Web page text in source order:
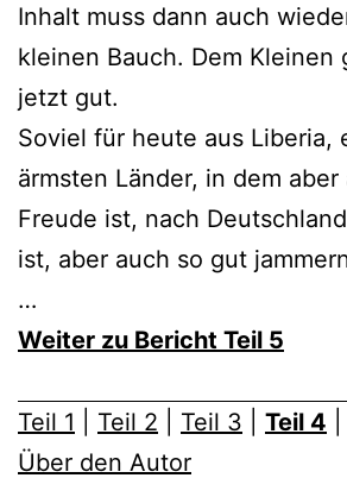
Inhalt muss dann auch
kleinen Bauch. Dem Kleinen
jetzt gut.
Soviel für heute aus Liberia,
ärmsten Länder, in dem
Freude ist, nach
ist, aber auch so gut
…
Weiter zu Bericht Teil 5
Teil 1 Teil 2 Teil 3 Teil 4
Über den Autor